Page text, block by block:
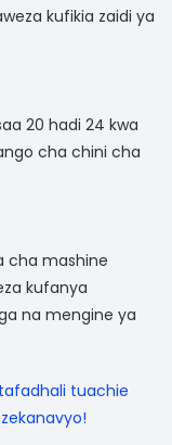
kufikia zaidi ya
20 hadi 24 kwa
cha chini cha
cha mashine
kufanya
na mengine ya
tuachie